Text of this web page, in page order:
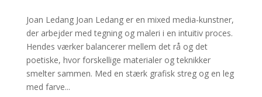
Joan Ledang Joan Ledang er en mixed media-kunstner,
der arbejder med tegning og maleri i en intuitiv proces.
Hendes værker balancerer mellem det rå og det
poetiske, hvor forskellige materialer og teknikker
smelter sammen. Med en stærk grafisk streg og en leg
med farve...